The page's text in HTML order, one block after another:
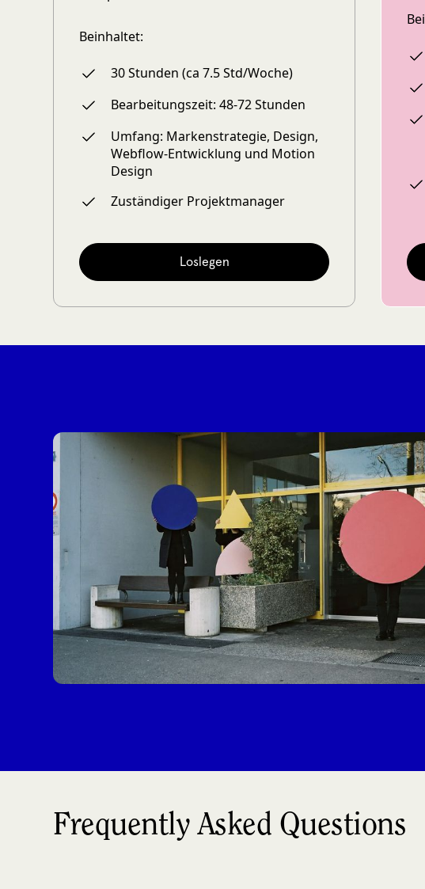
Beinhaltet:
30 Stunden (ca 7.5 Std/Woche)
Bearbeitungszeit: 48-72 Stunden
Umfang: Markenstrategie, Design,
Webflow-Entwicklung und Motion
Design
Zuständiger Projektmanager
Loslegen
Frequently Asked Questions